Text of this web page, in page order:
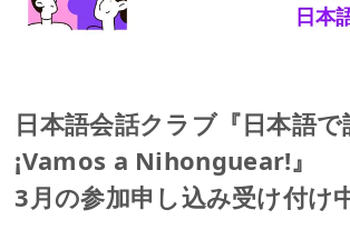
日本語会話クラブ『日本語で
¡Vamos a Nihonguear!』
3月の参加申し込み受け付け